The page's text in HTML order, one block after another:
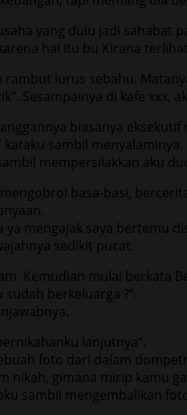
yang dulu jadi sahabat
hal itu bu Kirana
rambut lurus sebahu.
Sesampainya di kafe
biasanya
kataku sambil menyalaminya.
mempersilakkan aku
basa-basi,
ya mengajak saya bertemu
sedikit pucat.
Kemudian mulai berkata
sudah berkeluarga ?”.
lanjutnya”.
foto dari dalam
nikah, gimana mirip kamu
sambil mengembalikan